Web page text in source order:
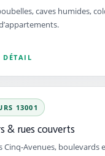
caves humides,
DÉTAIL
13001
& rues couverts
Cinq-Avenues, boulevards